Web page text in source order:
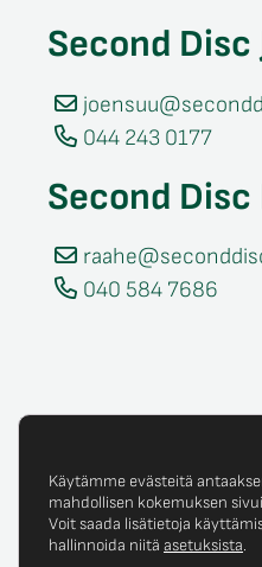
Second Disc
044 243 0177
Second Disc
040 584 7686
© Copyright 2025
Käytämme evästeitä
mahdollisen kokemuksen
Voit saada lisätietoja
hallinnoida niitä asetuksista.